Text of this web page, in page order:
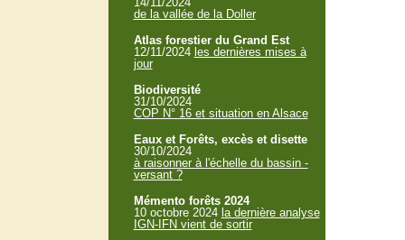
de la vallée de la Doller
Atlas forestier du Grand Est
12/11/2024 les dernières mises à
jour
Biodiversité
31/10/2024
COP N° 16 et situation en Alsace
Eaux et Forêts, excès et disette
30/10/2024
à raisonner à l'échelle du bassin -
versant ?
Mémento forêts 2024
10 octobre 2024 la dernière analyse
IGN-IFN vient de sortir